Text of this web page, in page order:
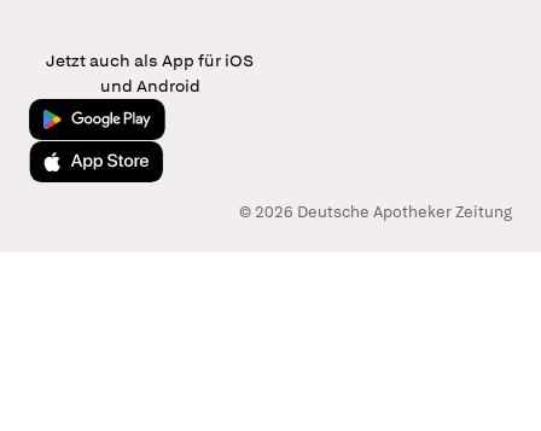
Jetzt auch als App für iOS
und Android
Jetzt bei Google Play
Laden im App Store
© 2026 Deutsche Apotheker Zeitung